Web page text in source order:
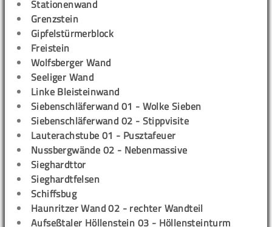
Stationenwand
Grenzstein
Gipfelstürmerblock
Freistein
Wolfsberger Wand
Seeliger Wand
Linke Bleisteinwand
Siebenschläferwand 01 - Wolke Sieben
Siebenschläferwand 02 - Stippvisite
Lauterachstube 01 - Pusztafeuer
Nussbergwände 02 - Nebenmassive
Sieghardttor
Sieghardtfelsen
Schiffsbug
Haunritzer Wand 02 - rechter Wandteil
Aufseßtaler Höllenstein 03 - Höllensteinturm